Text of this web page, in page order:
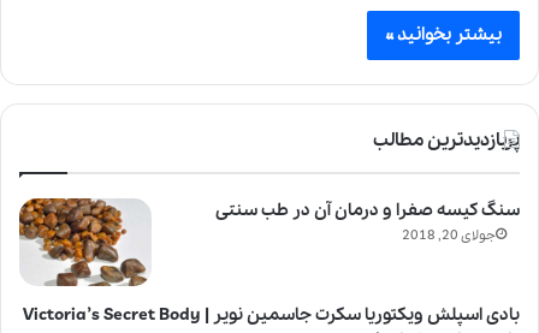
بیشتر بخوانید »
پربازدیدترین مطالب
سنگ کیسه صفرا و درمان آن در طب سنتی
جولای 20, 2018
بادی اسپلش ویکتوریا سکرت جاسمین نویر | Victoria’s Secret Body